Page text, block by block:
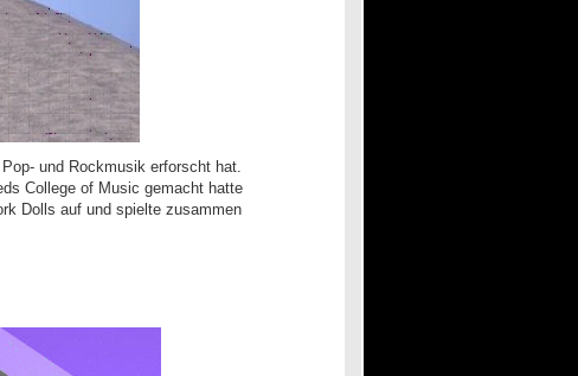
und Rockmusik erforscht hat.
College of Music gemacht hatte
Dolls auf und spielte zusammen